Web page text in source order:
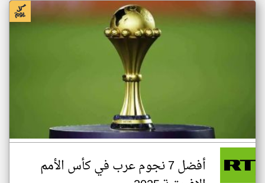
أفضل 7 نجوم عرب في كأس الأمم